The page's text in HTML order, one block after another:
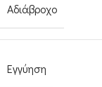
Αδιάβροχο
Εγγύηση